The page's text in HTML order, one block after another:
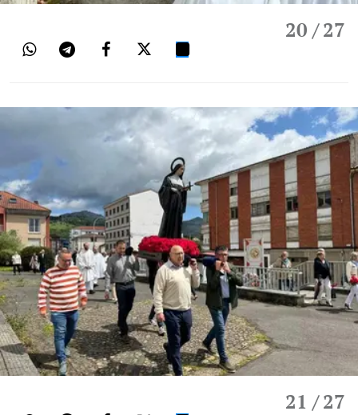
20 / 27
21 / 27